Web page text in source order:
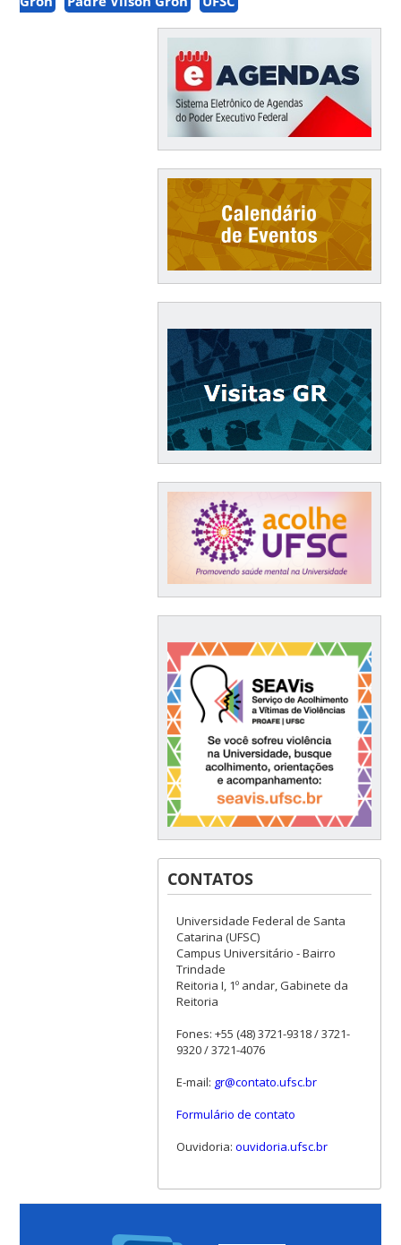
CONTATOS
Universidade Federal de Santa
Catarina (UFSC)
Campus Universitário - Bairro
Trindade
Reitoria I, 1º andar, Gabinete da
Reitoria
Fones: +55 (48) 3721-9318 / 3721-
9320 / 3721-4076
E-mail: gr@contato.ufsc.br
Formulário de contato
Ouvidoria: ouvidoria.ufsc.br